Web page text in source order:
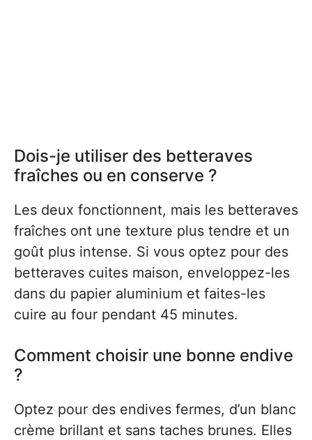
Dois-je utiliser des betteraves
fraîches ou en conserve ?
Les deux fonctionnent, mais les betteraves
fraîches ont une texture plus tendre et un
goût plus intense. Si vous optez pour des
betteraves cuites maison, enveloppez-les
dans du papier aluminium et faites-les
cuire au four pendant 45 minutes.
Comment choisir une bonne endive
?
Optez pour des endives fermes, d’un blanc
crème brillant et sans taches brunes. Elles